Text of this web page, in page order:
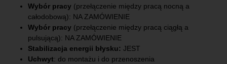
Wybór pracy (przełączenie między pracą nocną a
całodobową): NA ZAMÓWIENIE
Wybór pracy (przełączenie między pracą ciągłą a
pulsującą): NA ZAMÓWIENIE
Stabilizacja energii błysku: JEST
Uchwyt: do montażu i do przenoszenia